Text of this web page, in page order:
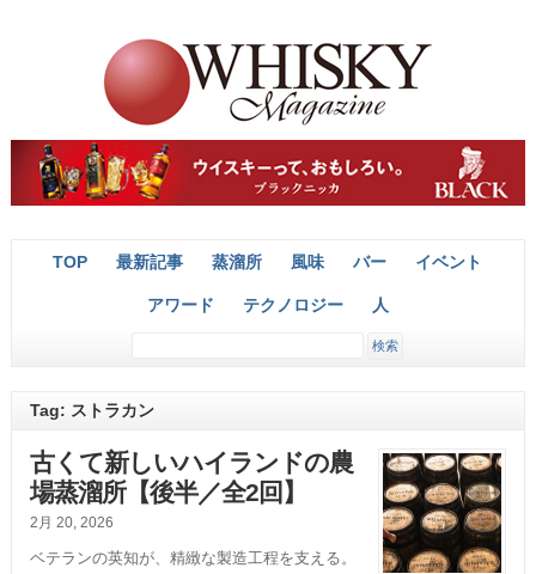
TOP 最新記事 蒸溜所 風味 バー イベント
アワード テクノロジー 人
Tag: ストラカン
古くて新しいハイランドの農
場蒸溜所【後半／全2回】
2月 20, 2026
ベテランの英知が、精緻な製造工程を支える。